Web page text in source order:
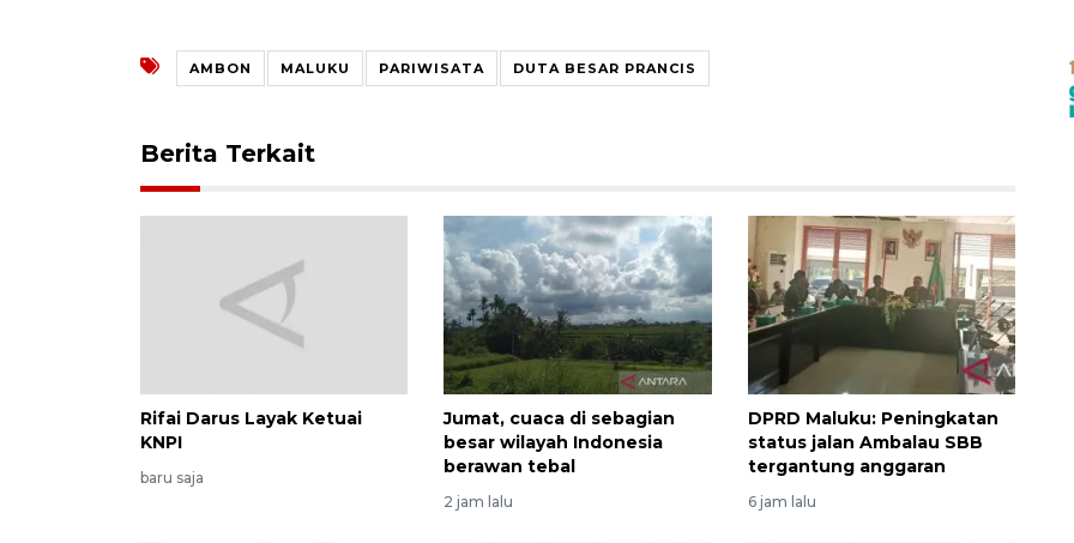
AMBON MALUKU PARIWISATA DUTA BESAR PRANCIS
Berita Terkait
Rifai Darus Layak Ketuai
KNPI
baru saja
Jumat, cuaca di sebagian
besar wilayah Indonesia
berawan tebal
2 jam lalu
DPRD Maluku: Peningkatan
status jalan Ambalau SBB
tergantung anggaran
6 jam lalu